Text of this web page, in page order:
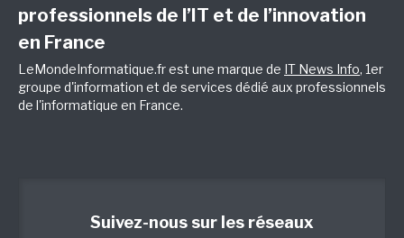
professionnels de l’IT et de l’innovation
en France
LeMondeInformatique.fr est une marque de IT News Info, 1er
groupe d'information et de services dédié aux professionnels
de l'informatique en France.
Suivez-nous sur les réseaux